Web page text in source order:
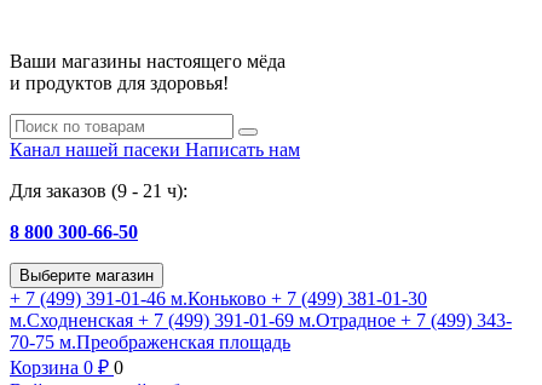
Ваши магазины настоящего мёда
и продуктов для здоровья!
Канал нашей пасеки Написать нам
Для заказов (9 - 21 ч):
8 800 300-66-50
Выберите магазин
+ 7 (499) 391-01-46 м.Коньково + 7 (499) 381-01-30
м.Сходненская + 7 (499) 391-01-69 м.Отрадное + 7 (499) 343-
70-75 м.Преображенская площадь
Корзина 0 ₽ 0